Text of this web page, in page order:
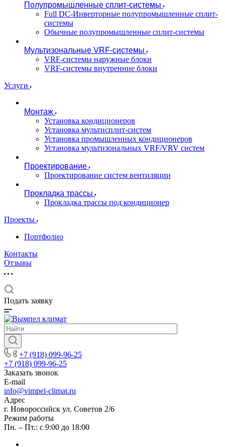
Полупромышленные сплит-системы
Full DC-Инверторные полупромышленные сплит-
системы
Обычные полупромышленные сплит-системы
Мультизональные VRF-системы
VRF-системы наружные блоки
VRF-системы внутренние блоки
Услуги
Монтаж
Установка кондиционеров
Установка мультисплит-систем
Установка промышленных кондиционеров
Установка мультизональных VRF/VRV систем
Проектирование
Проектирование систем вентиляции
Прокладка трассы
Прокладка трассы под кондиционер
Проекты
Портфолио
Контакты
Отзывы
Подать заявку
+7 (918) 099-96-25
+7 (918) 099-96-25
Заказать звонок
E-mail
info@vimpel-climat.ru
Адрес
г. Новороссийск ул. Советов 2/6
Режим работы
Пн. – Пт.: с 9:00 до 18:00